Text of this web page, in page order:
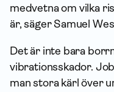
medvetna om vilka
är, säger Samuel
Det är inte bara
vibrationsskador.
man stora kärl över